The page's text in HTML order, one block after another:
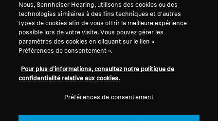
Se rétracter du contrat
Politique de confidentialité
globale
Conditions générales de vente en
ligne aux consommateurs
Politique de divulgation
coordonnée des vulnérabilités
Carrière chez Sonova
Contacts presse
Salle de presse
Ambassadeurs de la
Nous, Sennheiser Hearing, utilisons des cookies ou des
technologies similaires à des fins techniques et d'autres
types de cookies afin de vous offrir la meilleure expérience
possible lors de votre visite. Vous pouvez gérer les
paramètres des cookies en cliquant sur le lien «
Préférences de consentement ».
Pour plus d'informations, consultez notre politique de
confidentialité relative aux cookies.
Préférences de consentement